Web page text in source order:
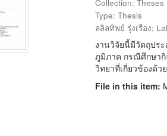
Collection:
Type: Thesis
ลลิลทิพย์ รุ่งเรือง;
งานวิจัยนี้มีวัตถุปร
ภูมิภาค กรณีศึกษา
วิทยาที่เกี่ยวข้องด้ว
File in this item: